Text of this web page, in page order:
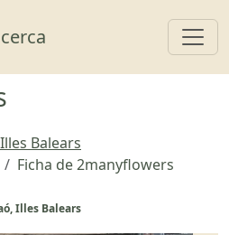
Balears
Ficha de 2manyflowers
Illes Balears